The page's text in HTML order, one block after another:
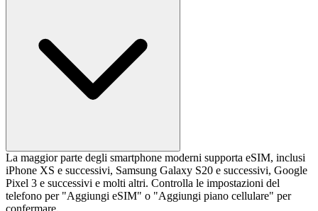
La maggior parte degli smartphone moderni supporta eSIM, inclusi
iPhone XS e successivi, Samsung Galaxy S20 e successivi, Google
Pixel 3 e successivi e molti altri. Controlla le impostazioni del
telefono per "Aggiungi eSIM" o "Aggiungi piano cellulare" per